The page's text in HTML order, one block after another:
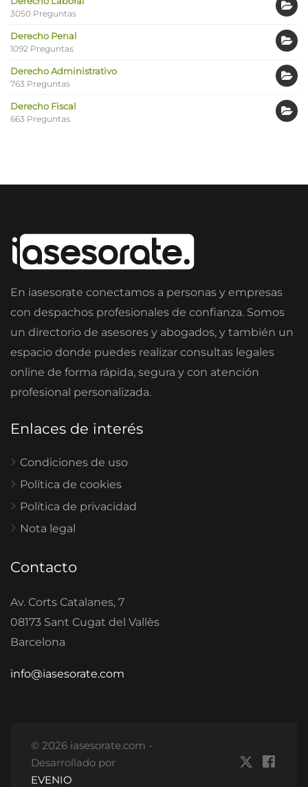
3050 Preguntas
Derecho Penal
1092 Preguntas
Derecho Administrativo
763 Preguntas
Derecho Fiscal
663 Preguntas
En iasesorate conectamos a personas y empresas
con despachos profesionales de confianza. Somos
un directorio de asesores y abogados, y también un
espacio donde puedes realizar consultas legales
online de forma rápida, segura y con atención
profesional personalizada.
Enlaces de interés
Condiciones de uso
Política de cookies
Política de privacidad
Nota legal
Contacto
Av. Corts Catalanes, 7
08173 Sant Cugat del Vallès
Barcelona
info@iasesorate.com
© 2026 iasesorate.com -
Desarrollado por
EVENIO